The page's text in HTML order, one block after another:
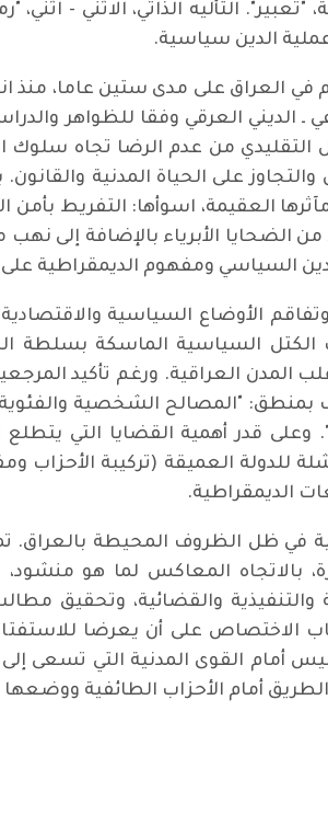
"تعبير". التأليه الذاتي، الاثني -
الدين سياسية.
الديني العرقي وفقا للظواهر
التقليدي من عدم الرضا تجاه سلوك
على الحياة المدنية
العقيمة، اسوأها: التفريط بأمن
الأبرياء بالإضافة إلى نهب
السياسي ومفهوم الديمقراطية
الأوضاع السياسية
السياسية الماسكة بسلطة
المدن العراقية. ورغم تأكيد
بمنطق: "المصالح الشخصية
وعلى قدر أهمية القضايا التي
العميقة (تركيبة الأحزاب
الديمقراطية.
في ظل الظروف المحيطة بالعراق.
بالاتجاه المعاكس لما هو
والقضائية، وتحقيق
الاختصاص على أن يعرضا
أمام القوى المدنية التي تسعى إلى
أمام الأحزاب الطائفية ووضعها